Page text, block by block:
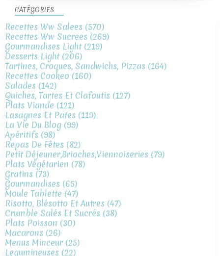
CATÉGORIES
Recettes Ww Salees (570)
Recettes Ww Sucrees (269)
Gourmandises Light(219)
Desserts Light(206)
Tartines, Croques, Sandwichs, Pizzas (164)
Recettes Cookeo (160)
Salades (142)
Quiches, Tartes Et Clafoutis (127)
Plats Viande (121)
Lasagnes Et Pates (119)
La Vie Du Blog (99)
Apéritifs (98)
Repas De Fêtes (82)
Petit Déjeuner,brioches,viennoiseries (79)
Plats Végétarien (78)
Gratins (73)
Gourmandises (65)
Moule Tablette (47)
Risotto, Blésotto Et Autres (47)
Crumble Salés Et Sucrés (38)
Plats Poisson (30)
Macarons (26)
Menus Minceur (25)
Legumineuses (22)